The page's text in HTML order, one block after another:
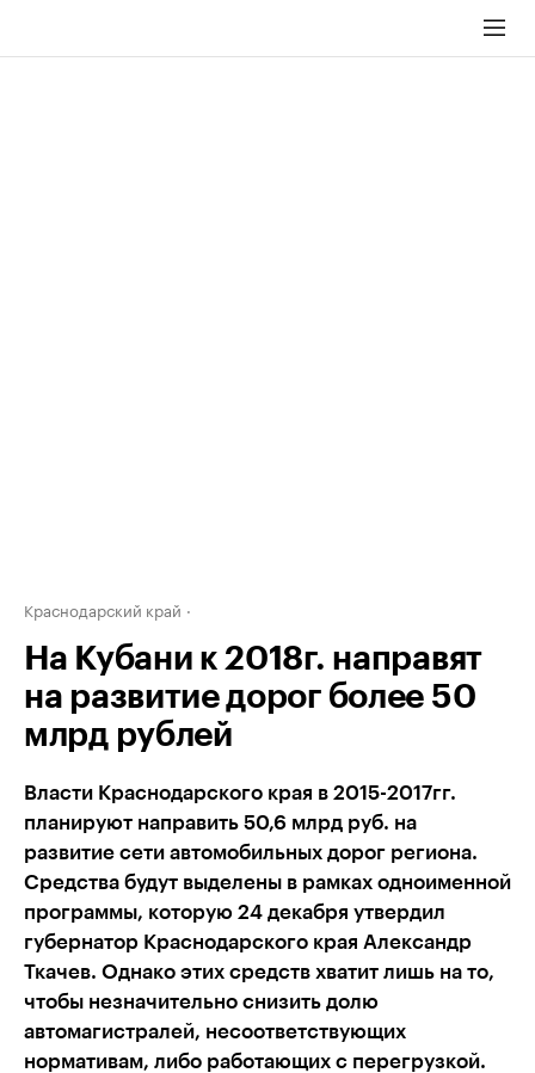
Краснодарский край
На Кубани к 2018г. направят
на развитие дорог более 50
млрд рублей
Власти Краснодарского края в 2015-2017гг.
планируют направить 50,6 млрд руб. на
развитие сети автомобильных дорог региона.
Средства будут выделены в рамках одноименной
программы, которую 24 декабря утвердил
губернатор Краснодарского края Александр
Ткачев. Однако этих средств хватит лишь на то,
чтобы незначительно снизить долю
автомагистралей, несоответствующих
нормативам, либо работающих с перегрузкой.